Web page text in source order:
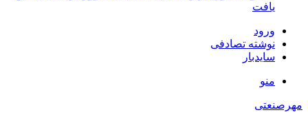
یافت
ورود
نوشته تصادفی
سایدبار
منو
مهرصنعتی